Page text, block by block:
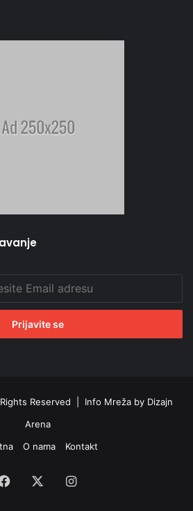
Reserved | Info Mreža by Dizajn
Arena
O nama Kontakt
Facebook Instagram